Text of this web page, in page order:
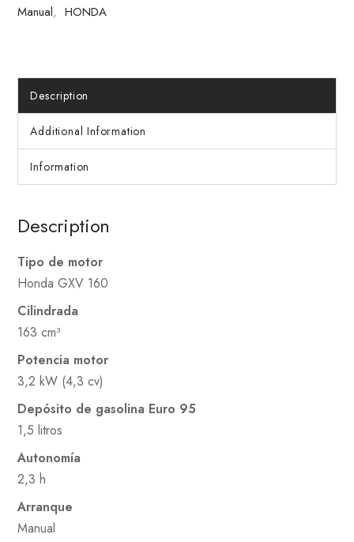
Manual, HONDA
Description
Additional Information
Information
Description
Tipo de motor
Honda GXV 160
Cilindrada
163 cm³
Potencia motor
3,2 kW (4,3 cv)
Depósito de gasolina Euro 95
1,5 litros
Autonomía
2,3 h
Arranque
Manual